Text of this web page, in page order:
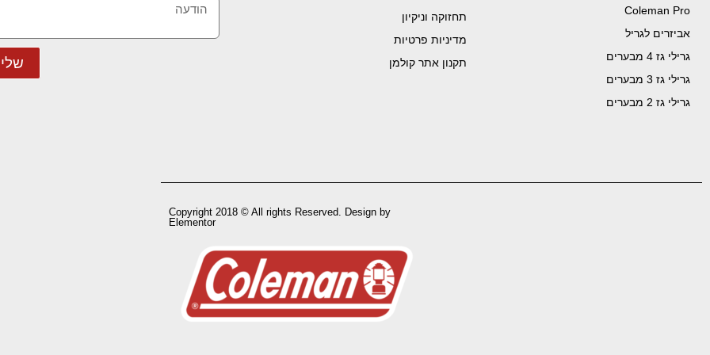
Coleman Pro
אביזרים לגריל
גרילי גז 4 מבערים
גרילי גז 3 מבערים
גרילי גז 2 מבערים
תחזוקה וניקיון
מדיניות פרטיות
תקנון אתר קולמן
Copyright 2018 © All rights Reserved. Design by
Elementor